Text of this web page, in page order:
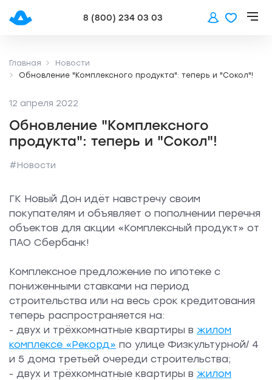
8 (800) 234 03 03
Главная
Новости
Обновление "Комплексного продукта": теперь и "Сокол"!
12 апреля 2022
Обновление "Комплексного
продукта": теперь и "Сокол"!
#Новости
ГК Новый Дон идёт навстречу своим
покупателям и объявляет о пополнении перечня
объектов для акции «Комплексный продукт» от
ПАО Сбербанк!
Комплексное предложение по ипотеке с
пониженными ставками на период
строительства или на весь срок кредитования
теперь распространяется на:
- двух и трёхкомнатные квартиры в жилом
комплексе «Рекорд» по улице Физкультурной/ 4
и 5 дома третьей очереди строительства;
- двух и трёхкомнатные квартиры в жилом